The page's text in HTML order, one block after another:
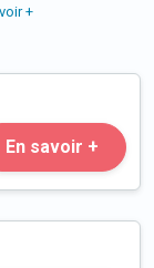
+
En savoir +